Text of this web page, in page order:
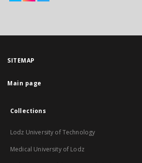
SITEMAP
Main page
Collections
Lodz University of Technology
Medical University of Lodz